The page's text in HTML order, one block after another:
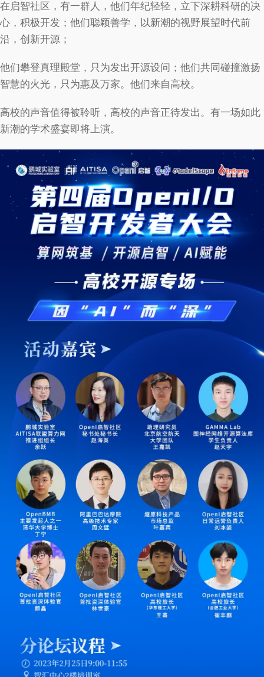
在启智社区，有一群人，他们年纪轻轻，立下深耕科研的决
心，积极开发；他们聪颖善学，以新潮的视野展望时代前
沿，创新开源；
他们攀登真理殿堂，只为发出开源设问；他们共同碰撞激扬
智慧的火光，只为惠及万家。他们来自高校。
高校的声音值得被聆听，高校的声音正待发出。有一场如此
新潮的学术盛宴即将上演。